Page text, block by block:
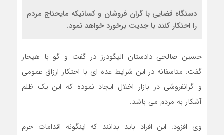
دستگاه قضایی با گران فروشان و کسانیکه مایحتاج مردم
را احتکار کنند با جدیت برخورد خواهد نمود.
حسین صالحی دادستان الیگودرز در گفت و گو با هیجار
گفت: متاسفانه در این شرایط عده ای با احتکار ارزاق عمومی
و گرانفروشی در بازار اخلال ایجاد نموده که این یک ظلم
آشکار به مردم می باشد.
وی افزود: این افراد باید بدانند که اینگونه اقدامات جرم